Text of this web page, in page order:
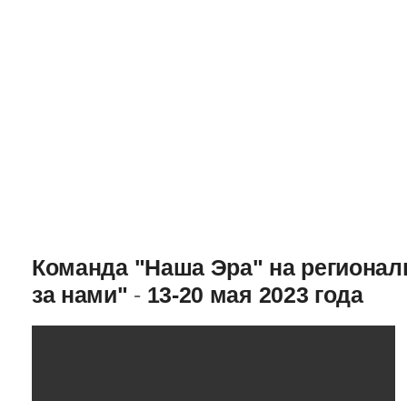
Команда "Наша Эра" на
за нами" - 13-20 мая 2023 года